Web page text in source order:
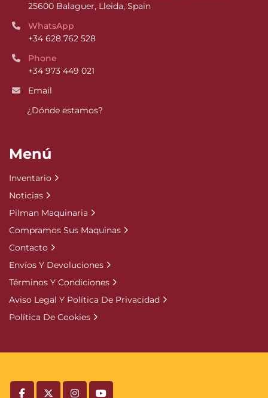
25600 Balaguer, Lleida, Spain
WhatsApp
+34 628 762 528
Phone
+34 973 449 021
Email
¿Dónde estamos?
Menú
Inventario
Noticias
Pilman Maquinaria
Compramos Sus Maquinas
Contacto
Envíos Y Devoluciones
Términos Y Condiciones
Aviso Legal Y Política De Privacidad
Política De Cookies